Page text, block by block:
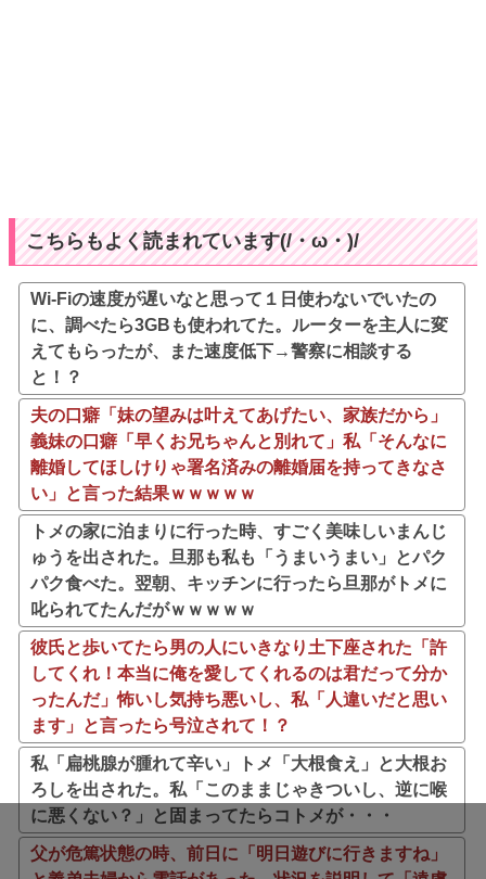
こちらもよく読まれています(/・ω・)/
Wi-Fiの速度が遅いなと思って１日使わないでいたの
に、調べたら3GBも使われてた。ルーターを主人に変
えてもらったが、また速度低下→警察に相談する
と！？
夫の口癖「妹の望みは叶えてあげたい、家族だから」
義妹の口癖「早くお兄ちゃんと別れて」私「そんなに
離婚してほしけりゃ署名済みの離婚届を持ってきなさ
い」と言った結果ｗｗｗｗｗ
トメの家に泊まりに行った時、すごく美味しいまんじ
ゅうを出された。旦那も私も「うまいうまい」とパク
パク食べた。翌朝、キッチンに行ったら旦那がトメに
叱られてたんだがｗｗｗｗｗ
彼氏と歩いてたら男の人にいきなり土下座された「許
してくれ！本当に俺を愛してくれるのは君だって分か
ったんだ」怖いし気持ち悪いし、私「人違いだと思い
ます」と言ったら号泣されて！？
私「扁桃腺が腫れて辛い」トメ「大根食え」と大根お
ろしを出された。私「このままじゃきついし、逆に喉
に悪くない？」と固まってたらコトメが・・・
父が危篤状態の時、前日に「明日遊びに行きますね」